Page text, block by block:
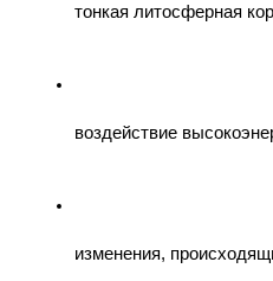
тонкая литосферная
воздействие
изменения,